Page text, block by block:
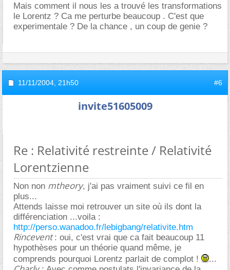
Mais comment il nous les a trouvé les transformations
le Lorentz ? Ca me perturbe beaucoup . C'est que
experimentale ? De la chance , un coup de genie ?
11/11/2004, 21h50 #6
invite51605009
Re : Relativité restreinte / Relativité
Lorentzienne
Non non mtheory, j'ai pas vraiment suivi ce fil en
plus...
Attends laisse moi retrouver un site où ils dont la
différenciation ...voila :
http://perso.wanadoo.fr/lebigbang/relativite.htm
Rincevent: oui, c'est vrai que ca fait beaucoup 11
hypothèses pour un théorie quand même, je
comprends pourquoi Lorentz parlait de complot !
...